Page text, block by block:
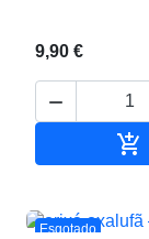
9,90 €


Esgotado